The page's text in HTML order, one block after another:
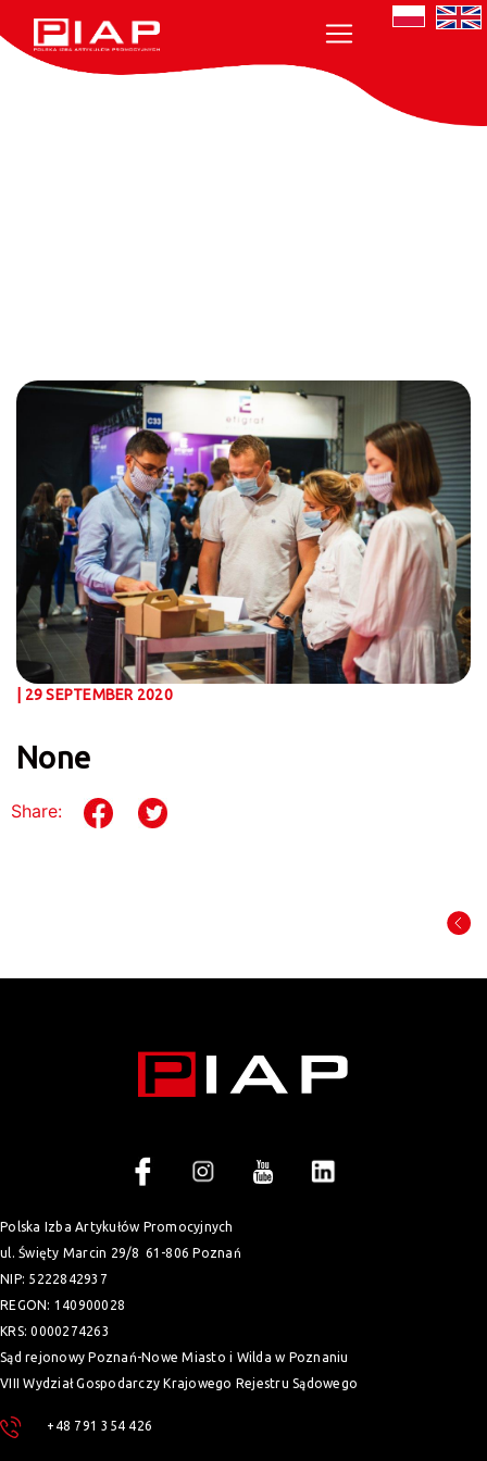
| 29 SEPTEMBER 2020
None
Share:
Polska Izba Artykułów Promocyjnych
ul. Święty Marcin 29/8 61-806 Poznań
NIP: 5222842937
REGON: 140900028
KRS: 0000274263
Sąd rejonowy Poznań-Nowe Miasto i Wilda w Poznaniu
VIII Wydział Gospodarczy Krajowego Rejestru Sądowego
+48 791 354 426